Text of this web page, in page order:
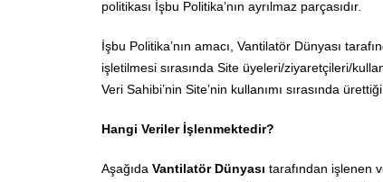
politikası İşbu Politika’nın ayrılmaz parçasıdır.
İşbu Politika’nın amacı, Vantilatör Dünyası
işletilmesi sırasında Site üyeleri/ziyaretçileri/
Veri Sahibi’nin Site’nin kullanımı sırasında
Hangi Veriler İşlenmektedir?
Aşağıda Vantilatör Dünyası tarafından işlenen